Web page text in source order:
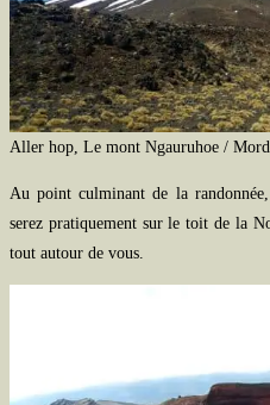
Aller hop, Le mont Ngauruhoe /
Au point culminant de la
serez pratiquement sur le toit de la
tout autour de vous.